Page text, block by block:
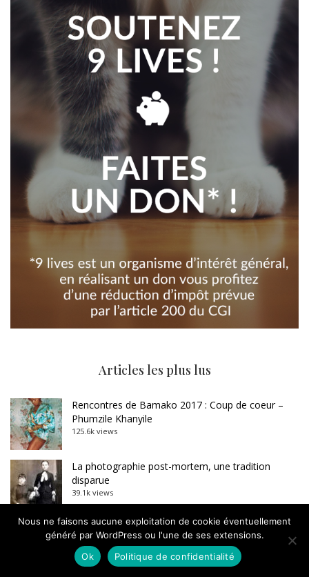
Articles les plus lus
Rencontres de Bamako 2017 : Coup de coeur –
Phumzile Khanyile
125.6k views
La photographie post-mortem, une tradition
disparue
39.1k views
Carte blanche à Dominique Baqué : Sebastião
Salgado, l’imposture
33.4k views
Nous ne faisons aucune exploitation de cookie éventuellement
généré par WordPress ou l'une de ses extensions.
Ok
Politique de confidentialité